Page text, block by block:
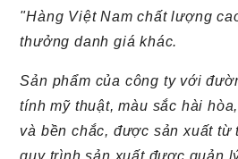
"Hàng Việt Nam chất lượng
thưởng danh giá khác.
Sản phẩm của công ty với
tính mỹ thuật, màu sắc hài
và bền chắc, được sản xuất từ
quy trình sản xuất được quản